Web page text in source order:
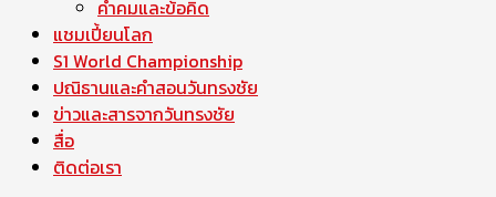
คำคมและข้อคิด
แชมเปี้ยนโลก
S1 World Championship
ปณิธานและคำสอนวันทรงชัย
ข่าวและสารจากวันทรงชัย
สื่อ
ติดต่อเรา